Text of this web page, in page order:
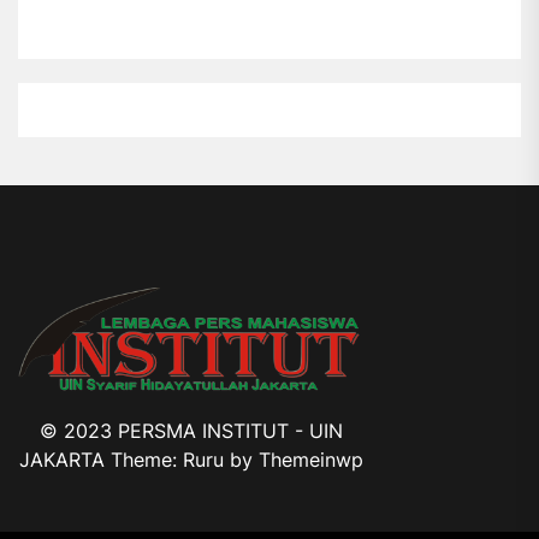
© 2023 PERSMA INSTITUT - UIN
JAKARTA Theme: Ruru by Themeinwp